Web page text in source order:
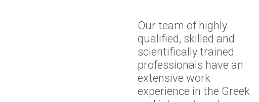
Our team of highly
qualified, skilled and
scientifically trained
professionals have an
extensive work
experience in the Greek